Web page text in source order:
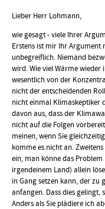
Lieber Herr Lohmann,
wie gesagt - viele Ihrer
Erstens ist mir Ihr
unbegreiflich. Niemand
wird. Wie viel Wärme
wesentlich von der
nicht der entscheidenden
nicht einmal Klimaskeptiker
davon aus, dass der
nicht auf die Folgen
meinen, wenn Sie
komme es nicht an.
ein, man könne das
irgendeinem Land) allein
in Gang setzen kann, der zu
anfangen. Dass dies
Anders als Sie plädiere ich